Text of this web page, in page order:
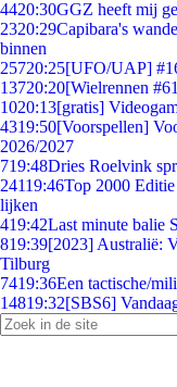
4420:30GGZ heeft mij
2320:29Capibara's
binnen
25720:25[UFO/UAP]
13720:20[Wielrennen
1020:13[gratis]
4319:50[Voorspellen]
2026/2027
719:48Dries Roelvink
24119:46Top 2000
lijken
419:42Last minute balie
819:39[2023] Australië:
Tilburg
7419:36Een tactische/
14819:32[SBS6]